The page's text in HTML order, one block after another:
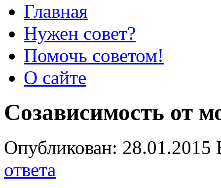
Главная
Нужен совет?
Помочь советом!
О сайте
Созависимость от
Опубликован:
ответа